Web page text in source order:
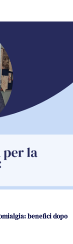
benefici dopo